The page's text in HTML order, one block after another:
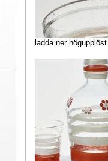
ladda ner högupplöst